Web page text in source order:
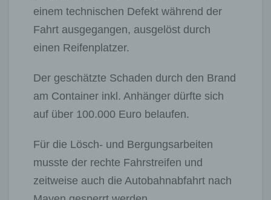
einem technischen Defekt während der
Fahrt ausgegangen, ausgelöst durch
einen Reifenplatzer.
Der geschätzte Schaden durch den Brand
am Container inkl. Anhänger dürfte sich
auf über 100.000 Euro belaufen.
Für die Lösch- und Bergungsarbeiten
musste der rechte Fahrstreifen und
zeitweise auch die Autobahnabfahrt nach